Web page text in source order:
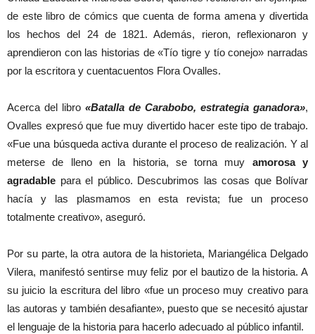
de este libro de cómics que cuenta de forma amena y divertida
los hechos del 24 de 1821. Además, rieron, reflexionaron y
aprendieron con las historias de «Tío tigre y tío conejo» narradas
por la escritora y cuentacuentos Flora Ovalles.
Acerca del libro «Batalla de Carabobo, estrategia ganadora»,
Ovalles expresó que fue muy divertido hacer este tipo de trabajo.
«Fue una búsqueda activa durante el proceso de realización. Y al
meterse de lleno en la historia, se torna muy amorosa y
agradable para el público. Descubrimos las cosas que Bolívar
hacía y las plasmamos en esta revista; fue un proceso
totalmente creativo», aseguró.
Por su parte, la otra autora de la historieta, Mariangélica Delgado
Vilera, manifestó sentirse muy feliz por el bautizo de la historia. A
su juicio la escritura del libro «fue un proceso muy creativo para
las autoras y también desafiante», puesto que se necesitó ajustar
el lenguaje de la historia para hacerlo adecuado al público infantil.